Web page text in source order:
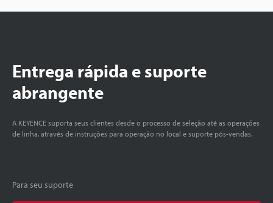
Entrega rápida e suporte
abrangente
A KEYENCE suporta seus clientes desde o processo de seleção até as operações
de linha, através de instruções para operação no local e suporte pós-vendas.
Para seu suporte